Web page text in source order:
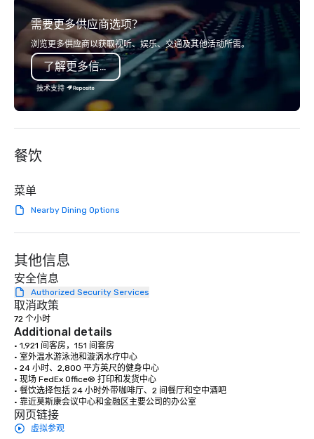
from the gateway City of San
Francisco to the California wine
country with a focus on superb hiking,
lodging, food and wine. We also have
a Monterey Bay Trek.
3D navigation,
challenges presented
mobile device. We can also
incorporate our
more information on
event to the water
需要更多供应商选项？
浏览更多供应商以获取视听、娱乐、交通及其他活动所需。
了解更多信息
技术支持
餐饮
菜单
Nearby Dining Options
其他信息
安全信息
Authorized Security Services
取消政策
72 个小时
Additional details
• 1,921 间客房，151 间套房
• 室外温水游泳池和漩涡水疗中心
• 24 小时、2,800 平方英尺的健身中心
• 现场 FedEx Office® 打印和发货中心
• 餐饮选择包括 24 小时外带咖啡厅、2 间餐厅和空中酒吧
• 靠近莫斯康会议中心和金融区主要公司的办公室
网页链接
虚拟参观